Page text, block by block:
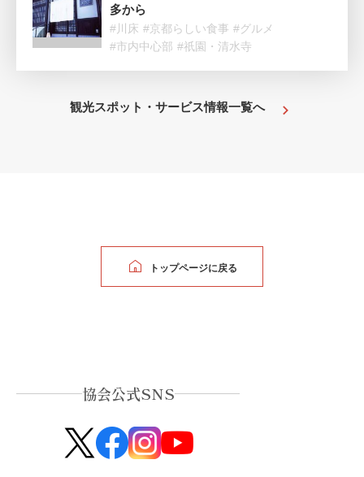
多から
#川床 #京都らしい食事 #グルメ
#市内中心部 #祇園・清水寺
観光スポット・サービス情報一覧へ
トップページに戻る
協会公式SNS